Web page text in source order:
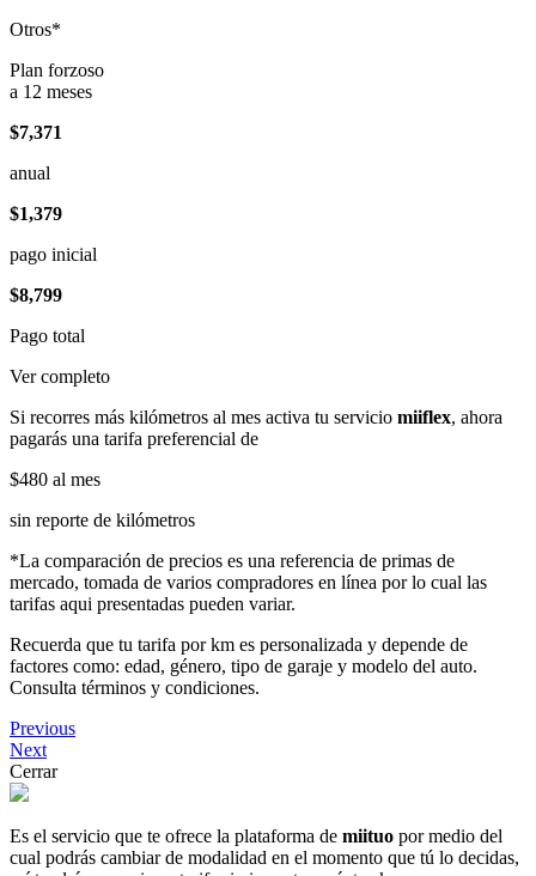
Otros*
Plan forzoso
a 12 meses
$7,371
anual
$1,379
pago inicial
$8,799
Pago total
Ver completo
Si recorres más kilómetros al mes activa tu servicio miiflex, ahora
pagarás una tarifa preferencial de
$480 al mes
sin reporte de kilómetros
*La comparación de precios es una referencia de primas de
mercado, tomada de varios compradores en línea por lo cual las
tarifas aqui presentadas pueden variar.
Recuerda que tu tarifa por km es personalizada y depende de
factores como: edad, género, tipo de garaje y modelo del auto.
Consulta términos y condiciones.
Previous
Next
Cerrar
Es el servicio que te ofrece la plataforma de miituo por medio del
cual podrás cambiar de modalidad en el momento que tú lo decidas,